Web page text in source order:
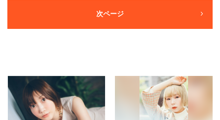
次ページ